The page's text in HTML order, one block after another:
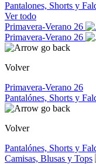
Pantalones, Shorts y
Ver todo
Primavera-Verano 26
Primavera-Verano 26
Volver
Primavera-Verano 26
Pantalónes, Shorts y
Volver
Pantalónes, Shorts y
Camisas, Blusas y Tops